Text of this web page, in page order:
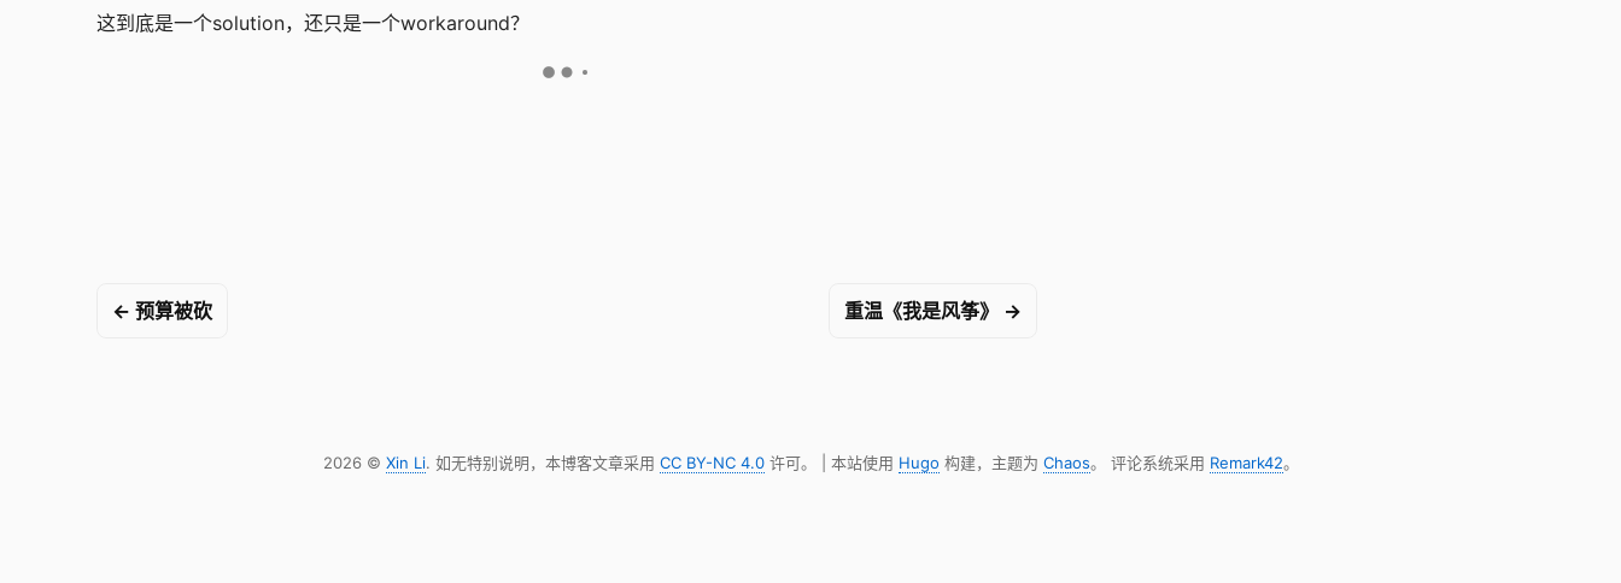
这到底是一个solution，还只是一个workaround？
← 预算被砍 重温《我是风筝》 →
2026 © Xin Li. 如无特别说明，本博客文章采用 CC BY-NC 4.0许可。 | 本站使用 Hugo 构建，主题为 Chaos。 评论系统采用 Remark42。